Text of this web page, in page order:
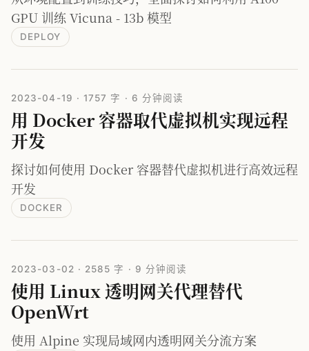
GPU 训练 Vicuna - 13b 模型
DEPLOY
2023-04-19 ·1757 字 · 6 分钟阅读
用 Docker 容器取代虚拟机实现远程
开发
探讨如何使用 Docker 容器替代虚拟机进行高效远程
开发
DOCKER
2023-03-02 · 2585 字 · 9 分钟阅读
使用 Linux 透明网关代理替代
OpenWrt
使用 Alpine 实现局域网内透明网关分流方案